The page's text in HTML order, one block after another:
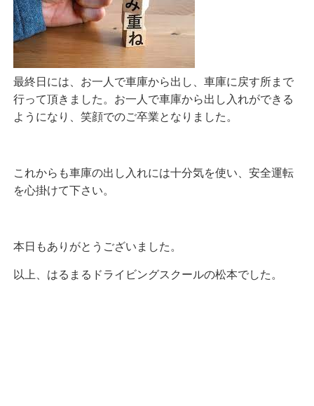
最終日には、お一人で車庫から出し、車庫に戻す所まで
行って頂きました。お一人で車庫から出し入れができる
ようになり、笑顔でのご卒業となりました。
これからも車庫の出し入れには十分気を使い、安全運転
を心掛けて下さい。
本日もありがとうございました。
以上、はるまるドライビングスクールの松本でした。